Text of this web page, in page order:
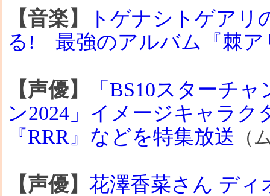
【音楽】
トゲナシトゲアリ
る! 最強のアルバム『棘ア
【声優】
「BS10スターチ
ン2024」イメージキャラク
『RRR』などを特集放送 （
【声優】 花澤香菜さん デ